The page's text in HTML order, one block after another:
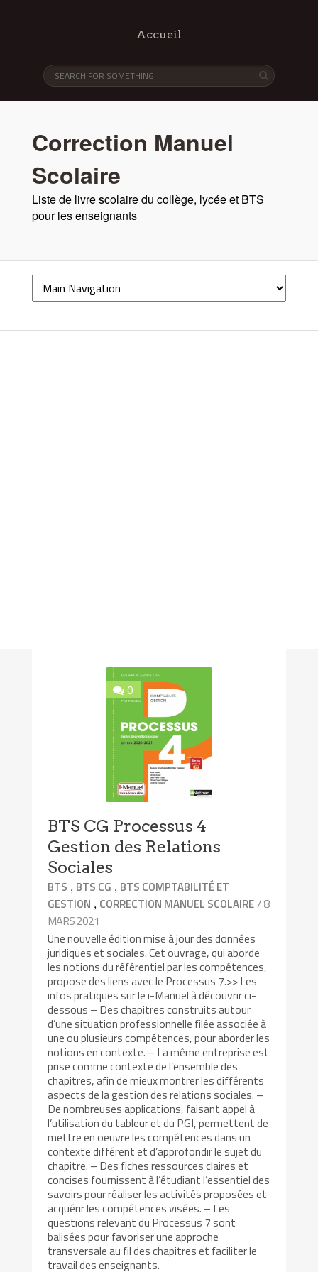
Accueil
Correction Manuel
Scolaire
Liste de livre scolaire du collège, lycée et BTS
pour les enseignants
0
BTS CG Processus 4
Gestion des Relations
Sociales
BTS , BTS CG , BTS COMPTABILITÉ ET
GESTION , CORRECTION MANUEL SCOLAIRE/ 8
MARS 2021
Une nouvelle édition mise à jour des données
juridiques et sociales. Cet ouvrage, qui aborde
les notions du référentiel par les compétences,
propose des liens avec le Processus 7.>> Les
infos pratiques sur le i-Manuel à découvrir ci-
dessous – Des chapitres construits autour
d’une situation professionnelle filée associée à
une ou plusieurs compétences, pour aborder les
notions en contexte. – La même entreprise est
prise comme contexte de l’ensemble des
chapitres, afin de mieux montrer les différents
aspects de la gestion des relations sociales. –
De nombreuses applications, faisant appel à
l’utilisation du tableur et du PGI, permettent de
mettre en oeuvre les compétences dans un
contexte différent et d’approfondir le sujet du
chapitre. – Des fiches ressources claires et
concises fournissent à l’étudiant l’essentiel des
savoirs pour réaliser les activités proposées et
acquérir les compétences visées. – Les
questions relevant du Processus 7 sont
balisées pour favoriser une approche
transversale au fil des chapitres et faciliter le
travail des enseignants.